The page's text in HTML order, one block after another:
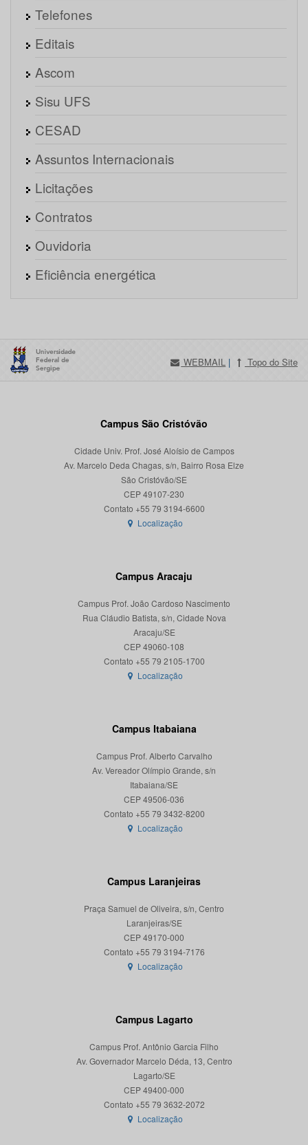
Telefones
Editais
Ascom
Sisu UFS
CESAD
Assuntos Internacionais
Licitações
Contratos
Ouvidoria
Eficiência energética
WEBMAIL | Topo do Site
Campus São Cristóvão
Cidade Univ. Prof. José Aloísio de Campos
Av. Marcelo Deda Chagas, s/n, Bairro Rosa Elze
São Cristóvão/SE
CEP 49107-230
Localização
Campus Aracaju
Campus Prof. João Cardoso Nascimento
Rua Cláudio Batista, s/n, Cidade Nova
Aracaju/SE
CEP 49060-108
Localização
Campus Itabaiana
Campus Prof. Alberto Carvalho
Av. Vereador Olímpio Grande, s/n
Itabaiana/SE
CEP 49506-036
Localização
Campus Laranjeiras
Praça Samuel de Oliveira, s/n, Centro
Laranjeiras/SE
CEP 49170-000
Localização
Campus Lagarto
Campus Prof. Antônio Garcia Filho
Av. Governador Marcelo Déda, 13, Centro
Lagarto/SE
CEP 49400-000
Localização